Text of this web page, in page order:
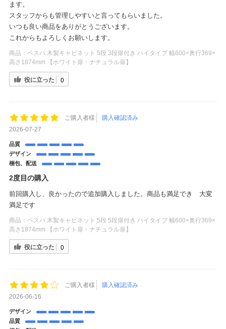
ます。
スタッフからも管理しやすいと言ってもらいました。
いつも良い商品をありがとうございます。
これからもよろしくお願いします。
商品： ペスパ 木製キャビネット 5段 3段扉付き ハイタイプ 幅600×奥行369×
高さ1874mm 【ホワイト扉・ナチュラル扉】
役に立った 0
ご購入者様
購入確認済み
2026-07-27
品質
デザイン
梱包、配送
2度目の購入
前回購入し、良かったので追加購入しました。商品も満足でき 大変
満足です
商品： ペスパ 木製キャビネット 5段 5段扉付き ハイタイプ 幅600×奥行369×
高さ1874mm 【ホワイト扉・ナチュラル扉】
役に立った 0
ご購入者様
購入確認済み
2026-06-16
デザイン
品質